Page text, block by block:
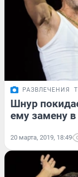
РАЗВЛЕЧЕНИЯ
Шнур
ему замену в
20 марта, 2019, 18:49